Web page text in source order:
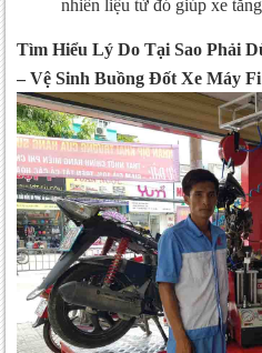
nhiên liệu từ đó giúp xe
Tìm Hiểu Lý Do Tại Sao Phải
– Vệ Sinh Buồng Đốt Xe Máy Fi